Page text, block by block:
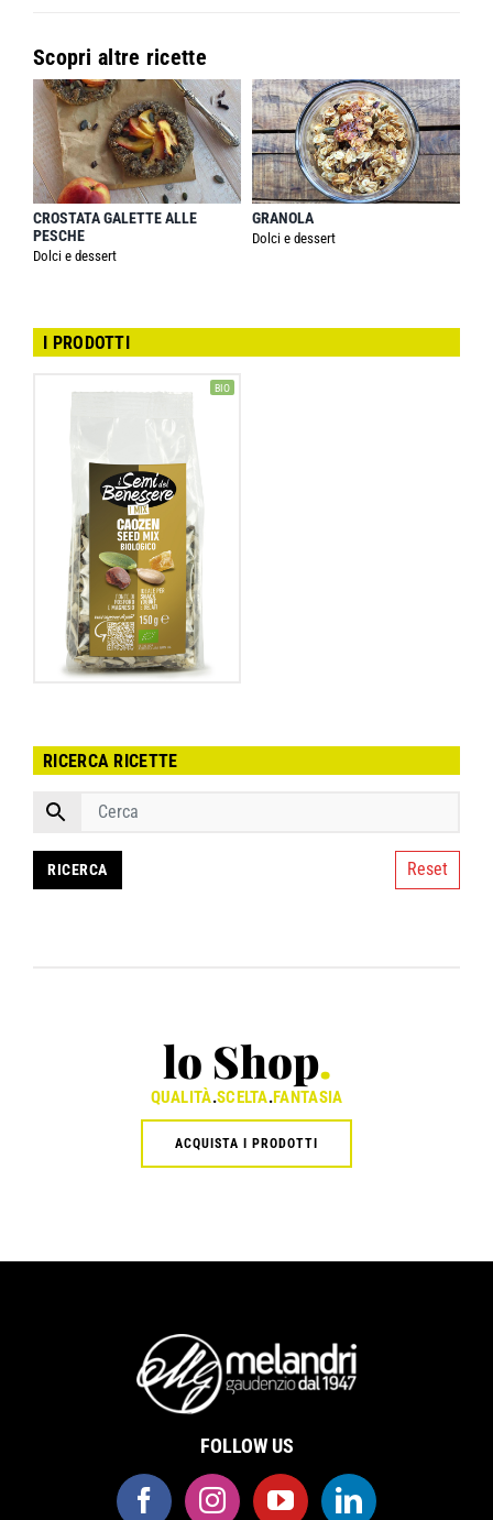
Scopri altre ricette
CROSTATA GALETTE ALLE
PESCHE
Dolci e dessert
GRANOLA
Dolci e dessert
I PRODOTTI
BIO
RICERCA RICETTE
Reset
lo Shop.
QUALITÀ.SCELTA.FANTASIA
ACQUISTA I PRODOTTI
FOLLOW US